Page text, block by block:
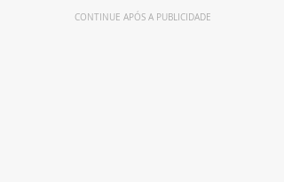
CONTINUE APÓS A PUBLICIDADE